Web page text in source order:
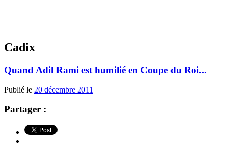
Cadix
Quand Adil Rami est humilié en Coupe du Roi...
Publié le 20 décembre 2011
Partager :